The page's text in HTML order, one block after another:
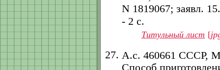
N 1819067; заявл.
- 2 с.
Титульный лист [
А.с. 460661 СССР,
Способ